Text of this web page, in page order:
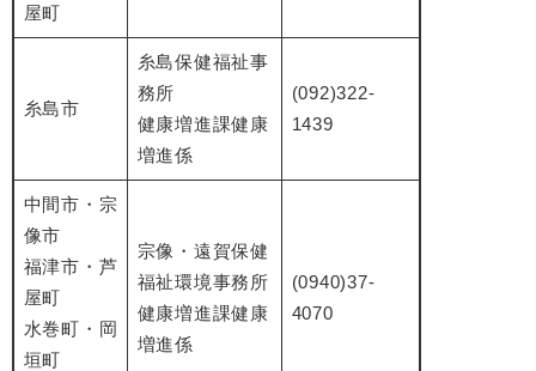
屋町
糸島市
糸島保健福祉事
務所
健康増進課健康
増進係
(092)322-
1439
中間市・宗
像市
福津市・芦
屋町
水巻町・岡
垣町
宗像・遠賀保健
福祉環境事務所
健康増進課健康
増進係
(0940)37-
4070